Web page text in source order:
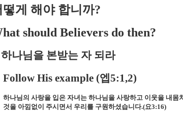
떻게 해야 합니까?
should Believers do then?
하나님을 본받는 자 되라
Follow His example (엡5:1,2)
하나님의 사랑을 입은 자녀는 하나님을 사랑하고 이웃을 내몸
것을 아낌없이 주시면서 우리를 구원하셨습니다.(요3:16)